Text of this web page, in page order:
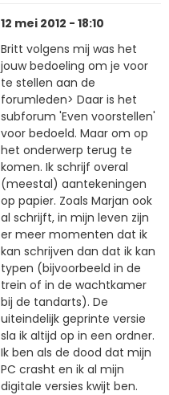
12 mei 2012 - 18:10
Britt volgens mij was het
jouw bedoeling om je voor
te stellen aan de
forumleden> Daar is het
subforum 'Even voorstellen'
voor bedoeld. Maar om op
het onderwerp terug te
komen. Ik schrijf overal
(meestal) aantekeningen
op papier. Zoals Marjan ook
al schrijft, in mijn leven zijn
er meer momenten dat ik
kan schrijven dan dat ik kan
typen (bijvoorbeeld in de
trein of in de wachtkamer
bij de tandarts). De
uiteindelijk geprinte versie
sla ik altijd op in een ordner.
Ik ben als de dood dat mijn
PC crasht en ik al mijn
digitale versies kwijt ben.